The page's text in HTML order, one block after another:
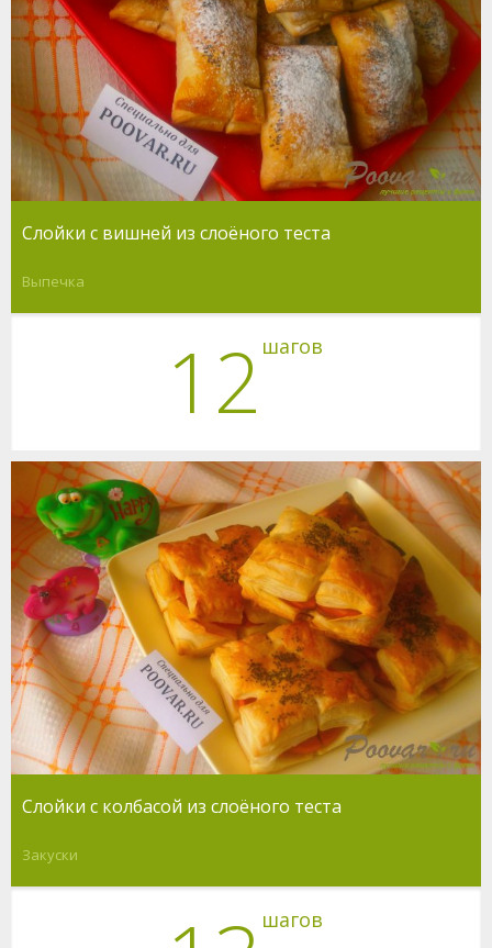
Слойки с вишней из слоёного теста
Выпечка
12 шагов
Слойки с колбасой из слоёного теста
Закуски
шагов